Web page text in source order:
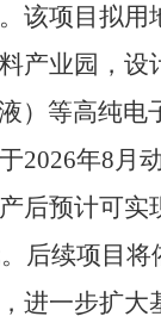
该项目拟用
产业园，设
液）等高纯电
2026年8月
后预计可实
后续项目将
进一步扩大